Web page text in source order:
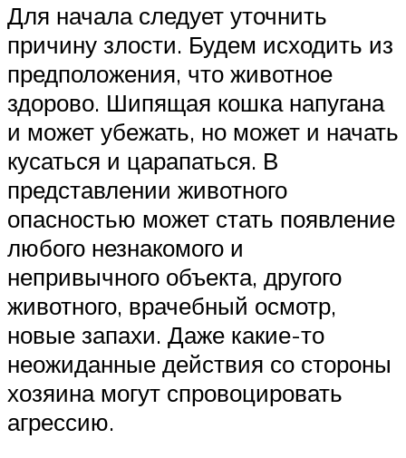
Для начала следует уточнить
причину злости. Будем исходить из
предположения, что животное
здорово. Шипящая кошка напугана
и может убежать, но может и начать
кусаться и царапаться. В
представлении животного
опасностью может стать появление
любого незнакомого и
непривычного объекта, другого
животного, врачебный осмотр,
новые запахи. Даже какие-то
неожиданные действия со стороны
хозяина могут спровоцировать
агрессию.